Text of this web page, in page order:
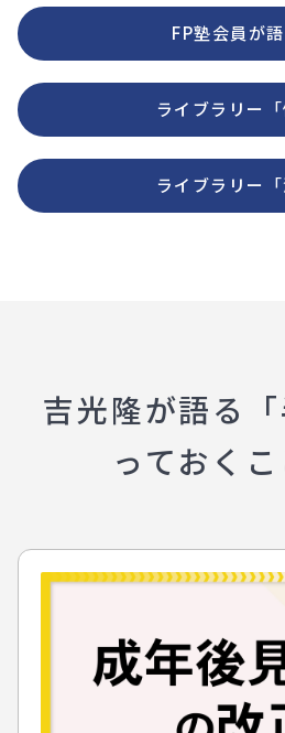
FP塾会員が語
ライブラリー「
ライブラリー「
吉光隆が語る
っておくこ